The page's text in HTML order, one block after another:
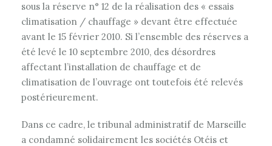
sous la réserve n° 12 de la réalisation des « essais
climatisation / chauffage » devant être effectuée
avant le 15 février 2010. Si l’ensemble des réserves a
été levé le 10 septembre 2010, des désordres
affectant l’installation de chauffage et de
climatisation de l’ouvrage ont toutefois été relevés
postérieurement.
Dans ce cadre, le tribunal administratif de Marseille
a condamné solidairement les sociétés Otéis et